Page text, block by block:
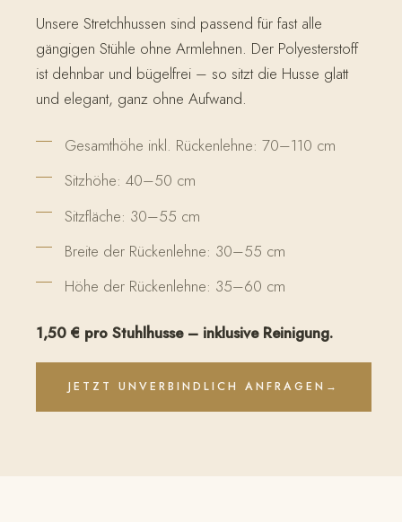
Unsere Stretchhussen sind passend für fast alle
gängigen Stühle ohne Armlehnen. Der Polyesterstoff
ist dehnbar und bügelfrei – so sitzt die Husse glatt
und elegant, ganz ohne Aufwand.
Gesamthöhe inkl. Rückenlehne: 70–110 cm
Sitzhöhe: 40–50 cm
Sitzfläche: 30–55 cm
Breite der Rückenlehne: 30–55 cm
Höhe der Rückenlehne: 35–60 cm
1,50 € pro Stuhlhusse – inklusive Reinigung.
JETZT UNVERBINDLICH ANFRAGEN →